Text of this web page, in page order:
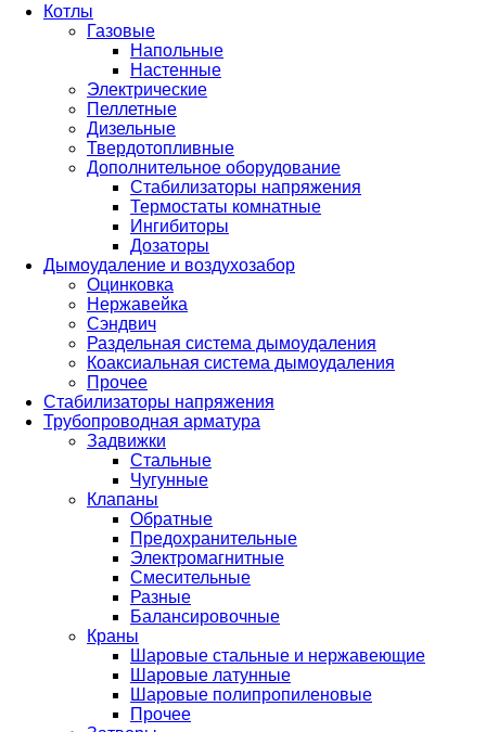
Котлы
Газовые
Напольные
Настенные
Электрические
Пеллетные
Дизельные
Твердотопливные
Дополнительное оборудование
Стабилизаторы напряжения
Термостаты комнатные
Ингибиторы
Дозаторы
Дымоудаление и воздухозабор
Оцинковка
Нержавейка
Сэндвич
Раздельная система дымоудаления
Коаксиальная система дымоудаления
Прочее
Стабилизаторы напряжения
Трубопроводная арматура
Задвижки
Стальные
Чугунные
Клапаны
Обратные
Предохранительные
Электромагнитные
Смесительные
Разные
Балансировочные
Краны
Шаровые стальные и нержавеющие
Шаровые латунные
Шаровые полипропиленовые
Прочее